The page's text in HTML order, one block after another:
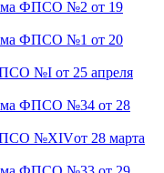
ФПСО №2 от 19
ФПСО №1 от 20
№I от 25 апреля
ФПСО №34 от 28
№XIVот 28 марта